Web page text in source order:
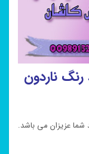
قیمت فرش فرش ماشینی ۸ رنگ ناردون
شما عزیزان می باشد.